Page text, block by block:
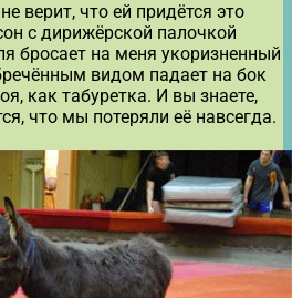
верит, что ей придётся это
с дирижёрской палочкой
бросает на меня укоризненный
видом падает на бок
как табуретка. И вы знаете,
что мы потеряли её навсегда.